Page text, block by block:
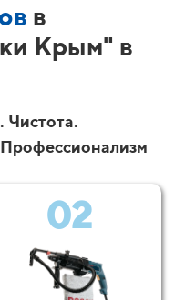
в
Крым" в
Чистота.
02